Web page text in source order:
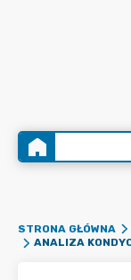
STRONA GŁÓWNA